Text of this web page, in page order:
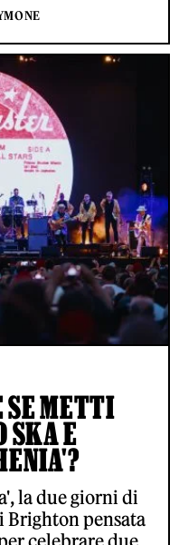
SE METTI
SKA E
la due giorni di
Brighton pensata